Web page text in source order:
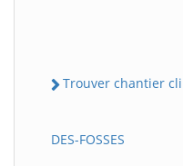
Trouver chantier
DES-FOSSES